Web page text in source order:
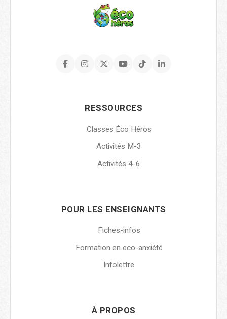
RESSOURCES
Classes Éco Héros
Activités M-3
Activités 4-6
POUR LES ENSEIGNANTS
Fiches-infos
Formation en eco-anxiété
Infolettre
À PROPOS